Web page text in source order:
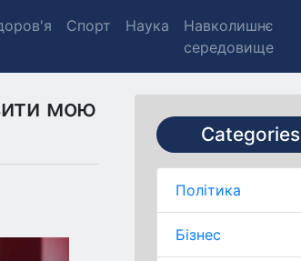
Спорт Наука
Навколишнє
середовище
Categories
Політика
Бізнес
мою